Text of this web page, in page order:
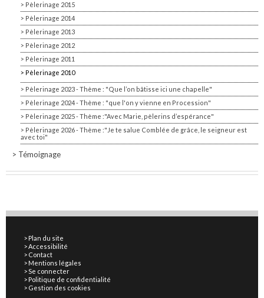
Pèlerinage 2015
Pèlerinage 2014
Pèlerinage 2013
Pèlerinage 2012
Pèlerinage 2011
Pèlerinage 2010
Pèlerinage 2023 - Thème : "Que l’on bâtisse ici une chapelle"
Pèlerinage 2024 - Thème : "que l'on y vienne en Procession"
Pèlerinage 2025 - Thème :"Avec Marie, pèlerins d’espérance"
Pèlerinage 2026 - Thème :"Je te salue Comblée de grâce, le seigneur est
avec toi"
Témoignage
Plan du site
Accessibilité
Contact
Mentions légales
Se connecter
Politique de confidentialité
Gestion des cookies